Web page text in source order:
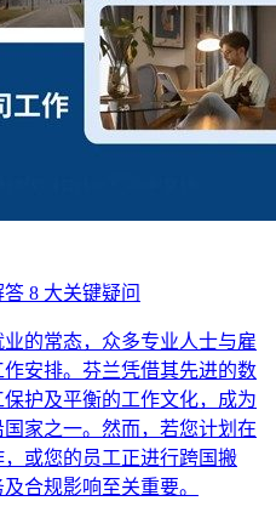
8 大关键疑问
的常态，众多专业人士与雇
安排。芬兰凭借其先进的数
护及平衡的工作文化，成为
家之一。然而，若您计划在
或您的员工正进行跨国搬
合规影响至关重要。